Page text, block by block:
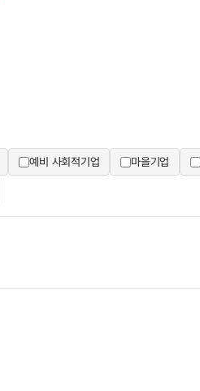
예비 사회적기업 마을기업